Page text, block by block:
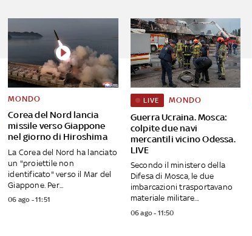
Corea del Nord lancia
missile verso Giappone
nel giorno di Hiroshima
MONDO
La Corea del Nord ha lanciato
un "proiettile non
identificato" verso il Mar del
Giappone. Per...
06 ago - 11:51
Guerra Ucraina. Mosca:
colpite due navi
mercantili vicino Odessa.
LIVE
LIVE MONDO
Secondo il ministero della
Difesa di Mosca, le due
imbarcazioni trasportavano
materiale militare...
06 ago - 11:50